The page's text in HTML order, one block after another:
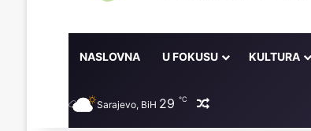
NASLOVNA U FOKUSU KULTURA
Sarajevo, BiH 29 ℃ Random članak